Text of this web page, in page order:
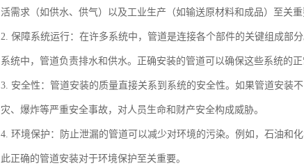
活需求（如供水、供气）以及工业生产（如输送原材料和成品）至关重
2. 保障系统运行：在许多系统中，管道是连接各个部件的关键组成部
系统中，管道负责排水和供水。正确安装的管道可以确保这些系统的
3. 安全性：管道安装的质量直接关系到系统的安全性。如果管道安装
灾、爆炸等严重安全事故，对人员生命和财产安全构成威胁。
4. 环境保护：防止泄漏的管道可以减少对环境的污染。例如，石油和
此正确的管道安装对于环境保护至关重要。